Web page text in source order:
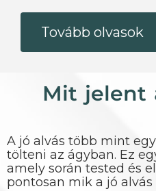
Tovább olvasok
Mit jelent
A jó alvás több mint
tölteni az ágyban. Ez
amely során tested és
pontosan mik a jó